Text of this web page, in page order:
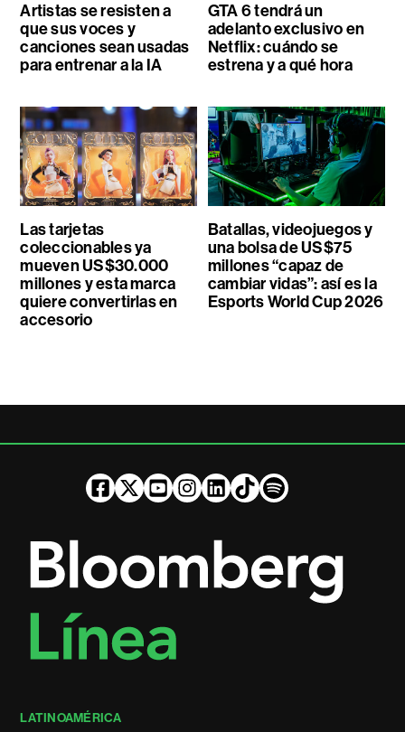
Artistas se resisten a
que sus voces y
canciones sean usadas
para entrenar a la IA
GTA 6 tendrá un
adelanto exclusivo en
Netflix: cuándo se
estrena y a qué hora
Las tarjetas
coleccionables ya
mueven US$30.000
millones y esta marca
quiere convertirlas en
accesorio
Batallas, videojuegos y
una bolsa de US$75
millones “capaz de
cambiar vidas”: así es la
Esports World Cup 2026
LATINOAMÉRICA